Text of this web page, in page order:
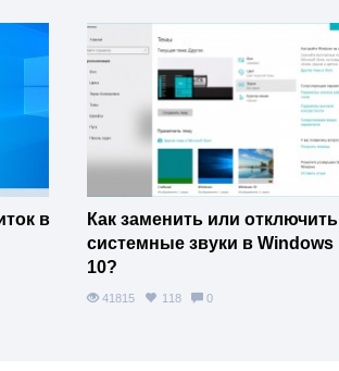
в
Как заменить или отключить
системные звуки в Windows
10?
41815 118 0